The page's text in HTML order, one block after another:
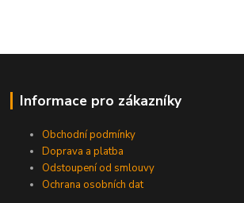
Informace pro zákazníky
Obchodní podmínky
Doprava a platba
Odstoupení od smlouvy
Ochrana osobních dat